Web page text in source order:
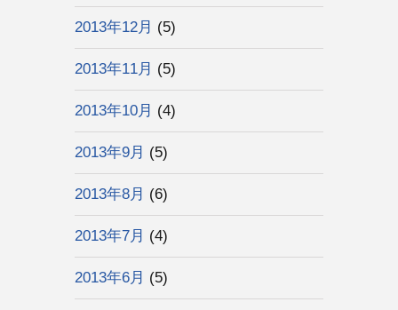
2013年12月 (5)
2013年11月 (5)
2013年10月 (4)
2013年9月 (5)
2013年8月 (6)
2013年7月 (4)
2013年6月 (5)